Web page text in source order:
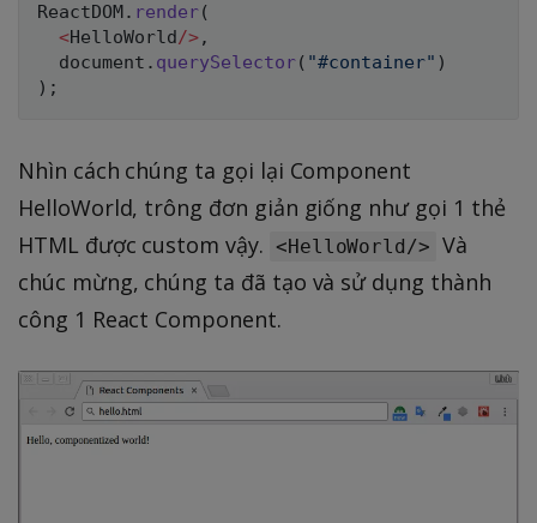
ReactDOM . render(
<HelloWorld/>,
  document
. querySelector( "#container" )
) ;
Nhìn cách chúng ta gọi lại Component
HelloWorld, trông đơn giản giống như gọi 1 thẻ
HTML được custom vậy. <HelloWorld/> Và
chúc mừng, chúng ta đã tạo và sử dụng thành
công 1 React Component.